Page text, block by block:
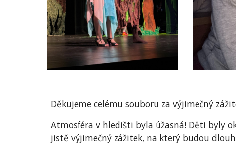
Děkujeme celému souboru za výjimečný
Atmosféra v hledišti byla úžasná! Děti byly
jistě výjimečný zážitek, na který budou